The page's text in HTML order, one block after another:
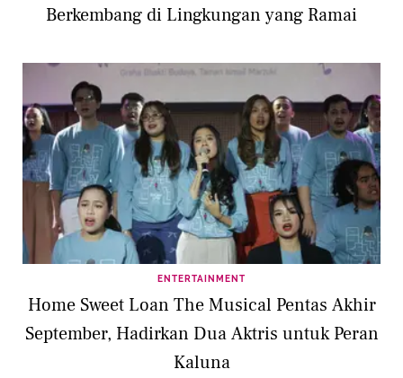
Berkembang di Lingkungan yang Ramai
ENTERTAINMENT
Home Sweet Loan The Musical Pentas Akhir
September, Hadirkan Dua Aktris untuk Peran
Kaluna